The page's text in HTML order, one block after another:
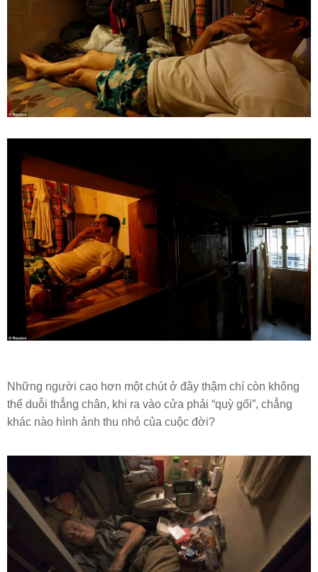
Những người cao hơn một chút ở đây thậm chí còn không
thể duỗi thẳng chân, khi ra vào cửa phải “quỳ gối”, chẳng
khác nào hình ảnh thu nhỏ của cuộc đời?